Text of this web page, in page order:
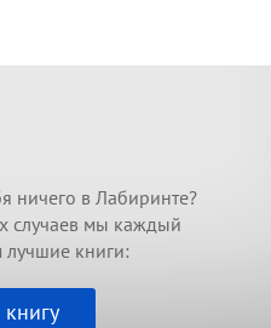
ничего в Лабиринте?
случаев мы каждый
книги: